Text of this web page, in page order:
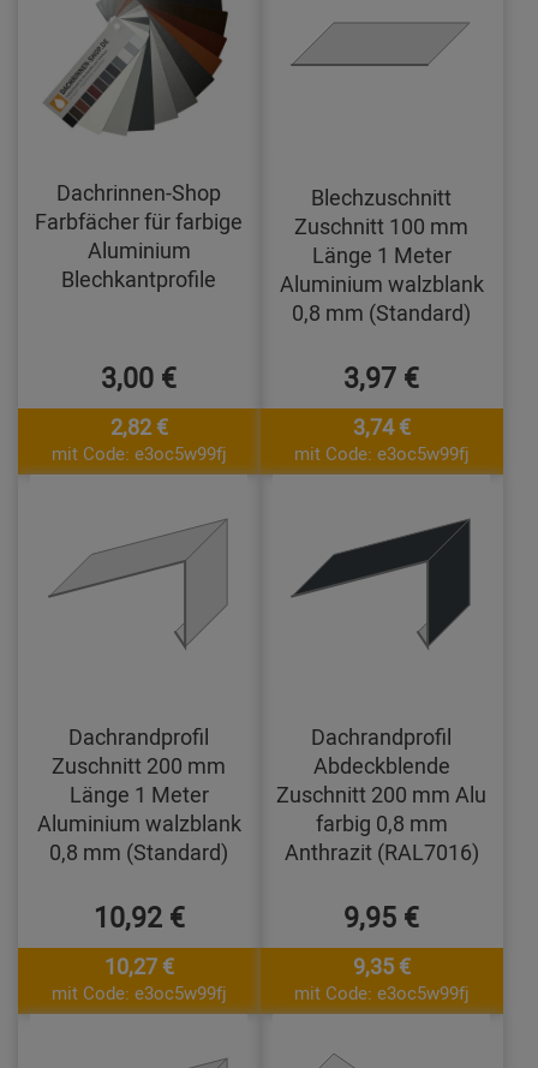
Dachrinnen-Shop
Farbfächer für farbige
Aluminium
Blechkantprofile
3,00 €
2,82 €
mit Code: e3oc5w99fj
Blechzuschnitt
Zuschnitt 100 mm
Länge 1 Meter
Aluminium walzblank
0,8 mm (Standard)
3,97 €
3,74 €
mit Code: e3oc5w99fj
Dachrandprofil
Zuschnitt 200 mm
Länge 1 Meter
Aluminium walzblank
0,8 mm (Standard)
10,92 €
10,27 €
mit Code: e3oc5w99fj
Dachrandprofil
Abdeckblende
Zuschnitt 200 mm Alu
farbig 0,8 mm
Anthrazit (RAL7016)
9,95 €
9,35 €
mit Code: e3oc5w99fj